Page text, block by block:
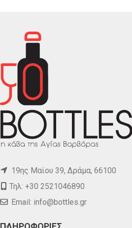
19ης Μαϊου 39, Δράμα, 66100
Τηλ: +30 2521046890
Email: info@bottles.gr